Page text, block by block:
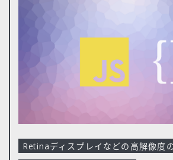
Retinaディスプレイなどの高解像度